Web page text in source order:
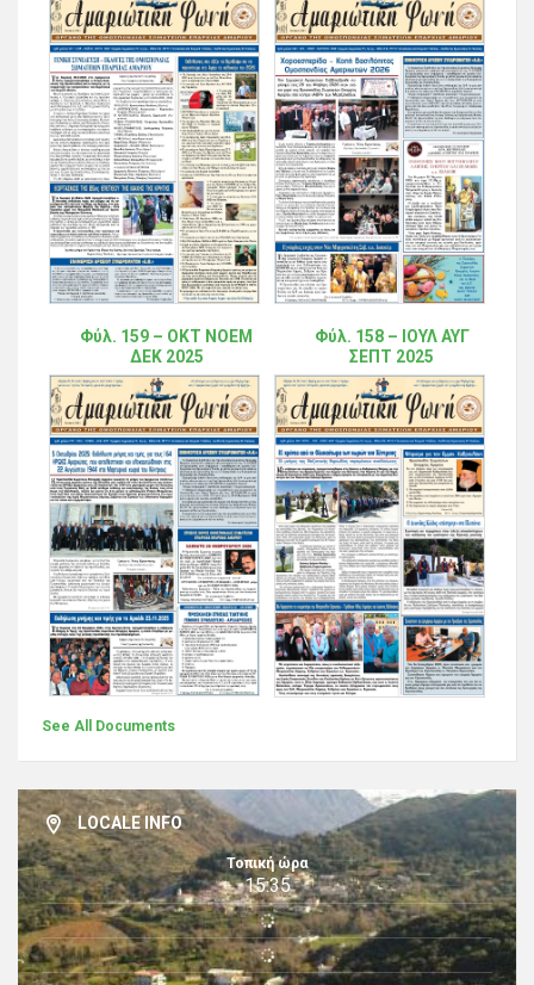
Φύλ. 159 – ΟΚΤ ΝΟΕΜ
ΔΕΚ 2025
Φύλ. 158 – ΙΟΥΛ ΑΥΓ
ΣΕΠΤ 2025
See All Documents
LOCALE INFO
Τοπική ώρα
15:35